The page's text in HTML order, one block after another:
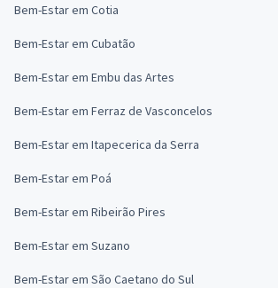
Bem-Estar em Cotia
Bem-Estar em Cubatão
Bem-Estar em Embu das Artes
Bem-Estar em Ferraz de Vasconcelos
Bem-Estar em Itapecerica da Serra
Bem-Estar em Poá
Bem-Estar em Ribeirão Pires
Bem-Estar em Suzano
Bem-Estar em São Caetano do Sul